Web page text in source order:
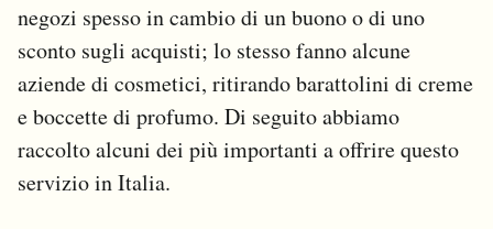
negozi spesso in cambio di un buono o di uno
sconto sugli acquisti; lo stesso fanno alcune
aziende di cosmetici, ritirando barattolini di creme
e boccette di profumo. Di seguito abbiamo
raccolto alcuni dei più importanti a offrire questo
servizio in Italia.